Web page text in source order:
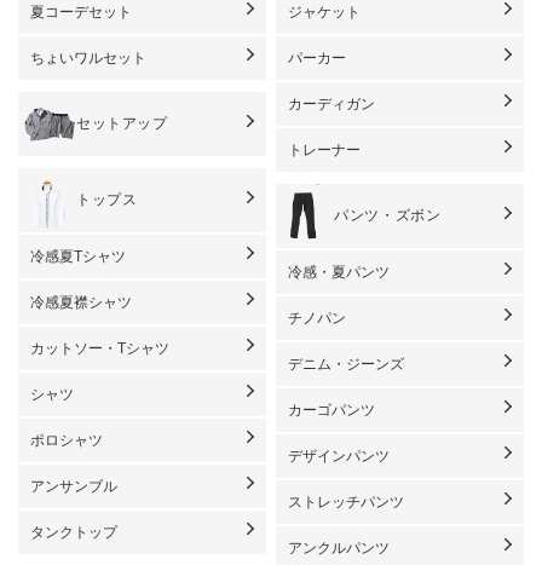
夏コーデセット
ちょいワルセット
セットアップ
トップス
冷感夏Tシャツ
冷感夏襟シャツ
カットソー・Tシャツ
シャツ
ポロシャツ
アンサンブル
タンクトップ
ジャケット
パーカー
カーディガン
トレーナー
パンツ・ズボン
冷感・夏パンツ
チノパン
デニム・ジーンズ
カーゴパンツ
デザインパンツ
ストレッチパンツ
アンクルパンツ